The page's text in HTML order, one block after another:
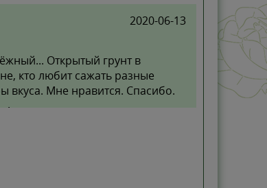
2020-06-13
Открытый грунт в
кто любит сажать разные
вкуса. Мне нравится. Спасибо.